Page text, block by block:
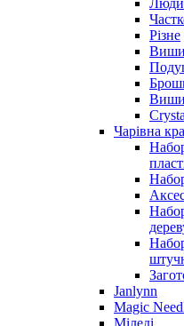
Різне
Чарівна
Janlynn
Magic
Міледі